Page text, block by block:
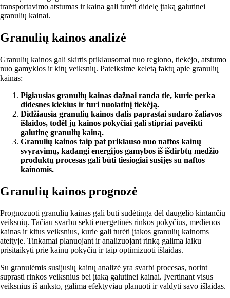
transportavimo atstumas ir kaina gali turėti didelę įtaką galutinei
granulių kainai.
Granulių kainos analizė
Granulių kainos gali skirtis priklausomai nuo regiono, tiekėjo, atstumo
nuo gamyklos ir kitų veiksnių. Pateiksime keletą faktų apie granulių
kainas:
Pigiausias granulių kainas dažnai randa tie, kurie perka
didesnes kiekius ir turi nuolatinį tiekėją.
Didžiausia granulių kainos dalis paprastai sudaro žaliavos
išlaidos, todėl jų kainos pokyčiai gali stipriai paveikti
galutinę granulių kainą.
Granulių kainos taip pat priklauso nuo naftos kainų
svyravimų, kadangi energijos gamybos iš išdirbtų medžio
produktų procesas gali būti tiesiogiai susijęs su naftos
kainomis.
Granulių kainos prognozė
Prognozuoti granulių kainas gali būti sudėtinga dėl daugelio kintančių
veiksnių. Tačiau svarbu sekti energetinės rinkos pokyčius, medienos
kainas ir kitus veiksnius, kurie gali turėti įtakos granulių kainoms
ateityje. Tinkamai planuojant ir analizuojant rinką galima laiku
prisitaikyti prie kainų pokyčių ir taip optimizuoti išlaidas.
Su granulėmis susijusių kainų analizė yra svarbi procesas, norint
suprasti rinkos veiksnius bei įtaką galutinei kainai. Įvertinant visus
veiksnius iš anksto, galima efektyviau planuoti ir valdyti savo išlaidas.